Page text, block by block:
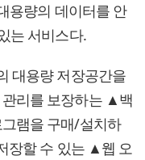
용량의 데이터를 안
는 서비스다.
대용량 저장공간을
리를 보장하는 ▲백
램을 구매/설치하
장할 수 있는 ▲웹 오